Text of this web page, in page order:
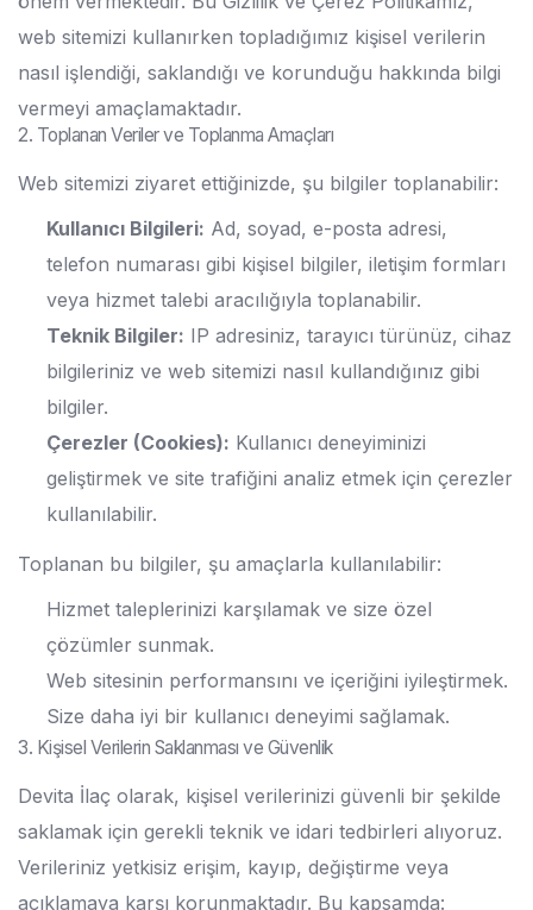
web sitemizi kullanırken topladığımız kişisel verilerin
nasıl işlendiği, saklandığı ve korunduğu hakkında bilgi
vermeyi amaçlamaktadır.
2. Toplanan Veriler ve Toplanma Amaçları
Web sitemizi ziyaret ettiğinizde, şu bilgiler toplanabilir:
Kullanıcı Bilgileri: Ad, soyad, e-posta adresi,
telefon numarası gibi kişisel bilgiler, iletişim formları
veya hizmet talebi aracılığıyla toplanabilir.
Teknik Bilgiler: IP adresiniz, tarayıcı türünüz, cihaz
bilgileriniz ve web sitemizi nasıl kullandığınız gibi
bilgiler.
Çerezler (Cookies): Kullanıcı deneyiminizi
geliştirmek ve site trafiğini analiz etmek için çerezler
kullanılabilir.
Toplanan bu bilgiler, şu amaçlarla kullanılabilir:
Hizmet taleplerinizi karşılamak ve size özel
çözümler sunmak.
Web sitesinin performansını ve içeriğini iyileştirmek.
Size daha iyi bir kullanıcı deneyimi sağlamak.
3. Kişisel Verilerin Saklanması ve Güvenlik
Devita İlaç olarak, kişisel verilerinizi güvenli bir şekilde
saklamak için gerekli teknik ve idari tedbirleri alıyoruz.
Verileriniz yetkisiz erişim, kayıp, değiştirme veya
açıklamaya karşı korunmaktadır. Bu kapsamda: